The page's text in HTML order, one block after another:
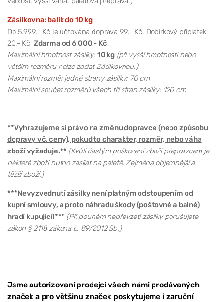
Zásilkovna: balík do 10 kg
Do 5.999,- Kč je účtována doprava 99,- Kč. Dobírkový příplatek
20,- Kč. Zdarma od 6.000,- Kč.
Maximální hmotnost zásilky: 10 kg (při vyšší hmotnosti nebo
větším rozměru nelze zaslat Zásilkovnou.)
Maximální rozměr jedné strany zásilky: 70 cm
Maximální součet rozměrů všech tří stran zásilky: 120 cm
**Vyhrazujeme si právo na změnu dopravce (nebo způsobu
dopravy vč. ceny), pokud to charakter, rozměr, nebo váha
zboží vyžaduje.** (Kvůli častým poškození zboží přepravcem je
některé zboží nutno zasílat na paletě. Zejména objemnější a
těžší zboží.)
***Nevyzvednutí zásilky není platným odstoupením od
kupní smlouvy, a proto náhradu škody (poštovné a balné)
hradí kupující!*** (Při pouhém nepřevzetí zásilky porušujete
zákon § 2118 zákona č. 89/2012 Sb.)
Jsme autorizovaní prodejci všech námi prodávaných
značek a pro většinu značek poskytujeme i zaruční